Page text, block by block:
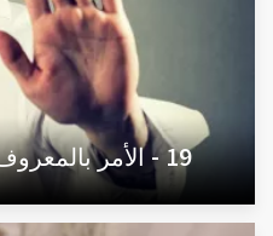
19 - الأمر بالمعروف والنهي عن المنكر